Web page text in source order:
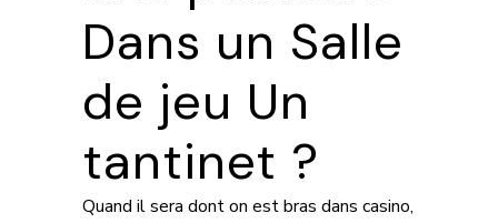
Dans un Salle
de jeu Un
tantinet ?
Quand il sera dont on est bras dans casino,